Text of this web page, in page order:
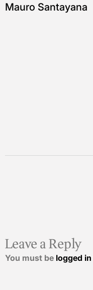
Mauro Santayana
Leave a Reply
You must be logged in